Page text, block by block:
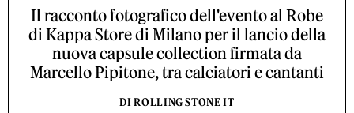
Il racconto fotografico dell'evento al Robe
di Kappa Store di Milano per il lancio della
nuova capsule collection firmata da
Marcello Pipitone, tra calciatori e cantanti
DI ROLLING STONE IT